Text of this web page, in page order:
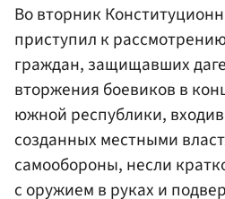
Во вторник
приступил к
граждан, защищавших
вторжения боевиков в
южной республики,
созданных местными
самообороны, несли
с оружием в руках и